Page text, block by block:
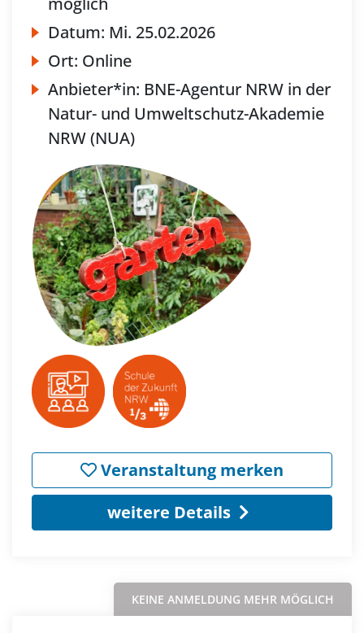
Datum: Mi. 25.02.2026
Ort: Online
Anbieter*in: BNE-Agentur NRW in der
Natur- und Umweltschutz-Akademie
NRW (NUA)
Veranstaltung merken
weitere Details
KEINE ANMELDUNG MEHR MÖGLICH